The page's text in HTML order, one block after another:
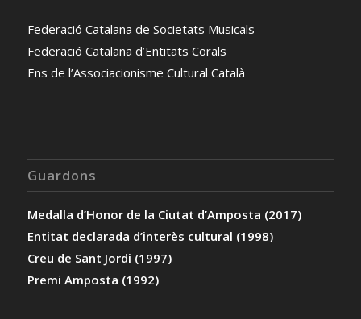
Federació Catalana de Societats Musicals
Federació Catalana d’Entitats Corals
Ens de l’Associacionisme Cultural Català
Guardons
Medalla d’Honor de la Ciutat d’Amposta (2017)
Entitat declarada d’interès cultural (1998)
Creu de Sant Jordi (1997)
Premi Amposta (1992)